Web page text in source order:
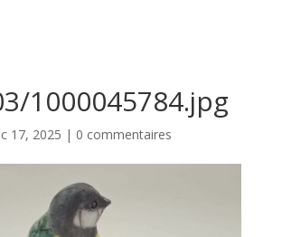
1000045784.jpg
17, 2025 | 0 commentaires